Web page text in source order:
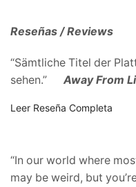
Reseñas / Reviews
“Sämtliche Titel der
sehen.”
Away From
Leer Reseña Completa
“In our world where
may be weird, but